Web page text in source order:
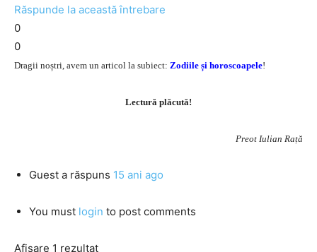
Răspunde la această întrebare
0
0
Dragii noștri, avem un articol la subiect: Zodiile și horoscoapele!
Lectură plăcută!
Preot Iulian Rață
Guest a răspuns 15 ani ago
You must login to post comments
Afișare 1 rezultat